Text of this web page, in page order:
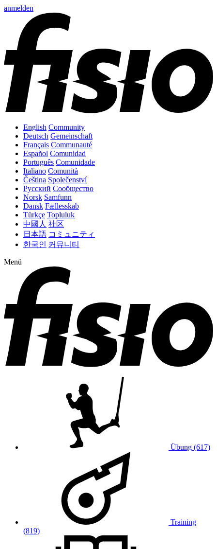
anmelden
English Community
Deutsch Gemeinschaft
Français Communauté
Español Comunidad
Português Comunidade
Italiano Comunità
Čeština Společenství
Русский Сообщество
Norsk Samfunn
Dansk Fællesskab
Türkçe Topluluk
中國人 社区
日本語 コミュニティ
한국인 커뮤니티
Menü
Übung (617)
Training
(819)